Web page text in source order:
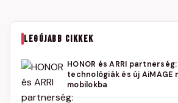
LEGÚJABB CIKKEK
HONOR és ARRI
technológiák és új AiMAGE
mobilokba